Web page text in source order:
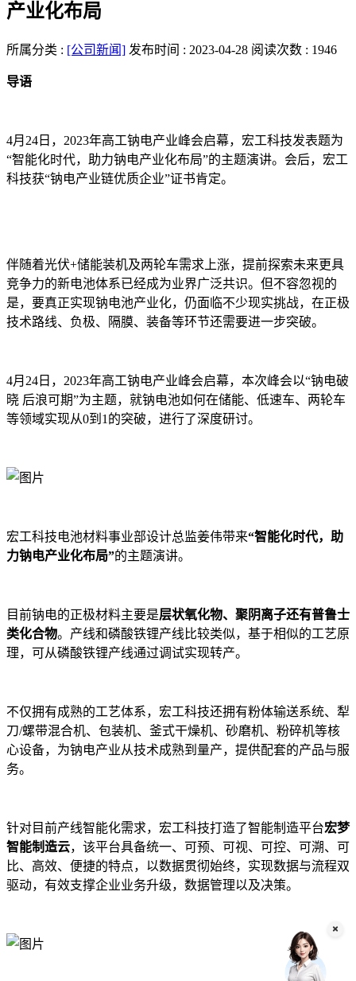
产业化布局
所属分类 : [公司新闻] 发布时间 : 2023-04-28 阅读次数 : 1946
导语
4月24日，2023年高工钠电产业峰会启幕，宏工科技发表题为
“智能化时代，助力钠电产业化布局”的主题演讲。会后，宏工
科技获“钠电产业链优质企业”证书肯定。
伴随着光伏+储能装机及两轮车需求上涨，提前探索未来更具
竞争力的新电池体系已经成为业界广泛共识。但不容忽视的
是，要真正实现钠电池产业化，仍面临不少现实挑战，在正极
技术路线、负极、隔膜、装备等环节还需要进一步突破。
4月24日，2023年高工钠电产业峰会启幕，本次峰会以“钠电破
晓 后浪可期”为主题，就钠电池如何在储能、低速车、两轮车
等领域实现从0到1的突破，进行了深度研讨。
宏工科技电池材料事业部设计总监姜伟带来“智能化时代，助
力钠电产业化布局”的主题演讲。
目前钠电的正极材料主要是层状氧化物、聚阴离子还有普鲁士
类化合物。产线和磷酸铁锂产线比较类似，基于相似的工艺原
理，可从磷酸铁锂产线通过调试实现转产。
不仅拥有成熟的工艺体系，宏工科技还拥有粉体输送系统、犁
刀/螺带混合机、包装机、釜式干燥机、砂磨机、粉碎机等核
心设备，为钠电产业从技术成熟到量产，提供配套的产品与服
务。
针对目前产线智能化需求，宏工科技打造了智能制造平台宏梦
智能制造云，该平台具备统一、可预、可视、可控、可溯、可
比、高效、便捷的特点，以数据贯彻始终，实现数据与流程双
驱动，有效支撑企业业务升级，数据管理以及决策。